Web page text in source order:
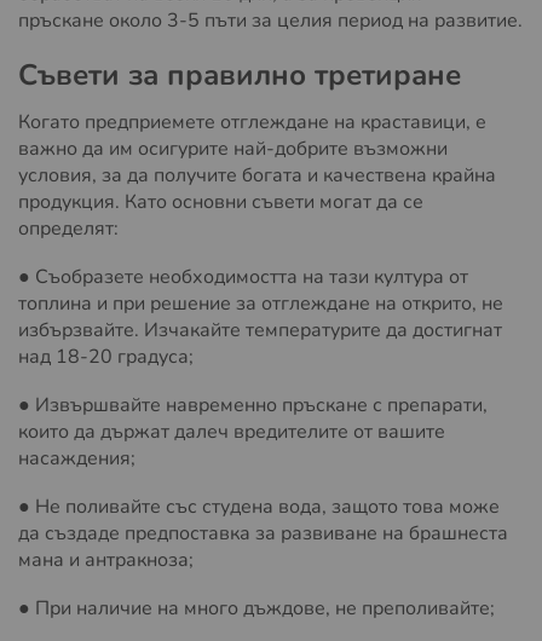
пръскане около 3-5 пъти за целия период на развитие.
Съвети за правилно третиране
Когато предприемете отглеждане на краставици, е
важно да им осигурите най-добрите възможни
условия, за да получите богата и качествена крайна
продукция. Като основни съвети могат да се
определят:
● Съобразете необходимостта на тази култура от
топлина и при решение за отглеждане на открито, не
избързвайте. Изчакайте температурите да достигнат
над 18-20 градуса;
● Извършвайте навременно пръскане с препарати,
които да държат далеч вредителите от вашите
насаждения;
● Не поливайте със студена вода, защото това може
да създаде предпоставка за развиване на брашнеста
мана и антракноза;
● При наличие на много дъждове, не преполивайте;